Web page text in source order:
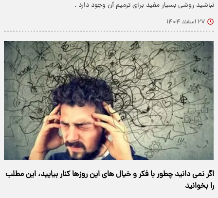
نباشید روشی بسیار مفید برای ترمیم آن وجود دارد .
۲۷ اسفند ۱۴۰۴
اگر نمی دانید چطور با فکر و خیال های این روزها کنار بیایید، این مطلب
را بخوانید